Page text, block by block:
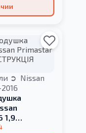
Nissan
1,9